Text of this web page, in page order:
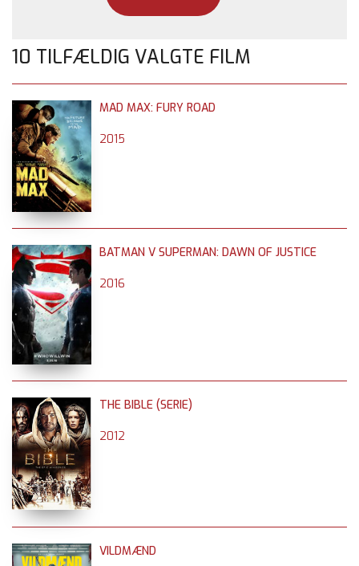
10 TILFÆLDIG VALGTE FILM
MAD MAX: FURY ROAD
2015
BATMAN V SUPERMAN: DAWN OF JUSTICE
2016
THE BIBLE (SERIE)
2012
VILDMÆND